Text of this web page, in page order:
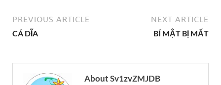
PREVIOUS ARTICLE
CÁ DĨA
NEXT ARTICLE
BÍ MẬT BỊ MẤT
About Sv1zvZMJDB